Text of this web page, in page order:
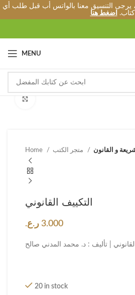
يرجى التنسيق معنا بالواتس أب قبل طلب أي
كتاب.
اضغط هنا
MENU
Home و القانون
التكييف القانوني
3.000 ر.ع.
القانوني | تأليف : د. محمد المدني صالح
20 in stock